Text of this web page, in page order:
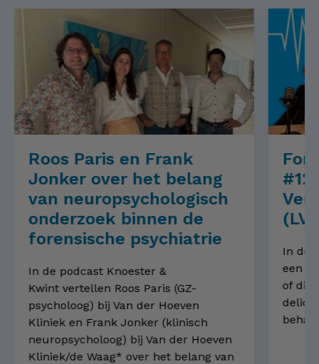
Roos Paris en Frank
Jonker over het belang
van neuropsychologisch
onderzoek binnen de
forensische psychiatrie
In de podcast Knoester &
Kwint vertellen Roos Paris (GZ-
psycholoog) bij Van der Hoeven
Kliniek en Frank Jonker (klinisch
neuropsycholoog) bij Van der Hoeven
Kliniek/de Waag* over het belang van
#12
In
een
of dit